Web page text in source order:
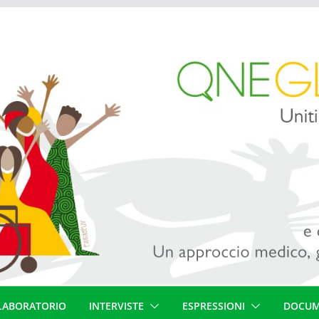
INTERVISTE ESPRESSIONI